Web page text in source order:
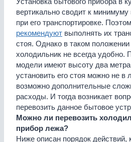
вертикально сводит к
при его транспортировке.
рекомендуют выполнять их
стоя. Однако в таком положении
холодильник не всегда удобно.
модели имеют высоту два
установить его стоя можно не
возможно дополнительные
расходы. И тогда возникает
перевозить данное бытовое
Можно ли перевозить
прибор лежа?
Ниже описан порядок действий,